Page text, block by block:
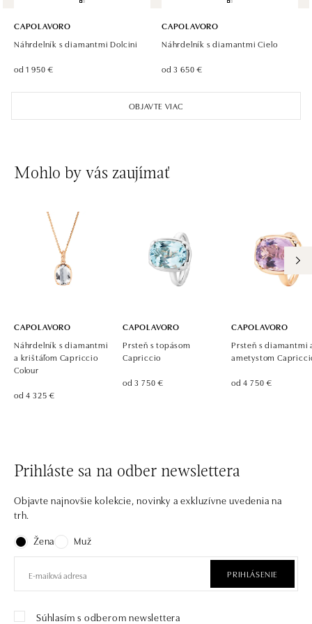
OBJAVTE VIAC
CAPOLAVORO
Náhrdelník s diamantmi Dolcini
od 1 950 €
CAPOLAVORO
Náhrdelník s diamantmi Cielo
od 3 650 €
Mohlo by vás zaujímať
CAPOLAVORO
Náhrdelník s diamantmi
a krištáľom Capriccio
Colour
od 4 325 €
CAPOLAVORO
Prsteň s topásom
Capriccio
od 3 750 €
CAPOLAVORO
Prsteň s diamantmi
ametystom
od 4 750 €
Prihláste sa na odber newslettera
Objavte najnovšie kolekcie, novinky a exkluzívne uvedenia na
trh.
Žena
Muž
PRIHLÁSENIE
Súhlasím s odberom newslettera